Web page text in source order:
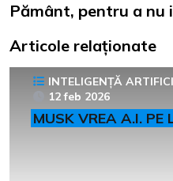
Pământ, pentru a
Articole relaționate
INTELIGENȚĂ
12 feb 2026
MUSK VREA A.I. PE